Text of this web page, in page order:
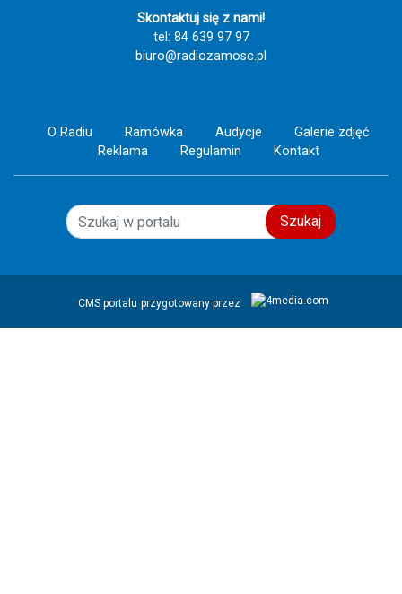
Skontaktuj się z nami!
tel: 84 639 97 97
biuro@radiozamosc.pl
O Radiu Ramówka Audycje
Galerie zdjęć
Reklama
Regulamin Kontakt
Szukaj
CMS portalu przygotowany przez